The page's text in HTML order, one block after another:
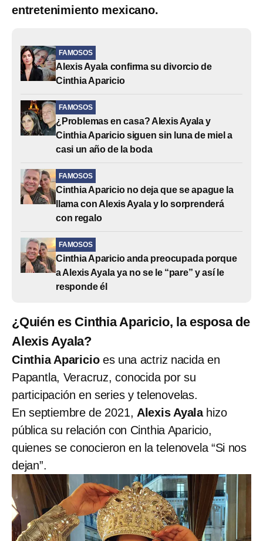
entretenimiento mexicano.
FAMOSOS
Alexis Ayala confirma su divorcio de
Cinthia Aparicio
FAMOSOS
¿Problemas en casa? Alexis Ayala y
Cinthia Aparicio siguen sin luna de miel a
casi un año de la boda
FAMOSOS
Cinthia Aparicio no deja que se apague la
llama con Alexis Ayala y lo sorprenderá
con regalo
FAMOSOS
Cinthia Aparicio anda preocupada porque
a Alexis Ayala ya no se le “pare” y así le
responde él
¿Quién es Cinthia Aparicio, la esposa de
Alexis Ayala?
Cinthia Aparicioes una actriz nacida en
Papantla, Veracruz, conocida por su
participación en series y telenovelas.
En septiembre de 2021, Alexis Ayalahizo
pública su relación con Cinthia Aparicio,
quienes se conocieron en la telenovela “Si nos
dejan”.